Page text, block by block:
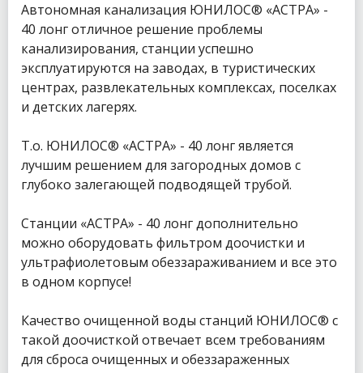
Автономная канализация ЮНИЛОС® «АСТРА» -
40 лонг отличное решение проблемы
канализирования, станции успешно
эксплуатируются на заводах, в туристических
центрах, развлекательных комплексах, поселках
и детских лагерях.
Т.о. ЮНИЛОС® «АСТРА» - 40 лонг является
лучшим решением для загородных домов с
глубоко залегающей подводящей трубой.
Станции «АСТРА» - 40 лонг дополнительно
можно оборудовать фильтром доочистки и
ультрафиолетовым обеззараживанием и все это
в одном корпусе!
Качество очищенной воды станций ЮНИЛОС® с
такой доочисткой отвечает всем требованиям
для сброса очищенных и обеззараженных